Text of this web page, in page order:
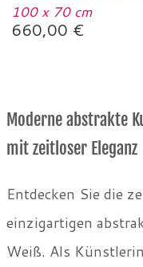
100 x 70 cm
660,00 €
Moderne abstrakte
mit zeitloser Eleganz
Entdecken Sie die
einzigartigen
Weiß. Als